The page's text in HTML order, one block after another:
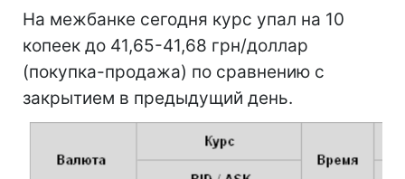
На межбанке сегодня курс упал на 10
копеек до 41,65-41,68 грн/доллар
(покупка-продажа) по сравнению с
закрытием в предыдущий день.